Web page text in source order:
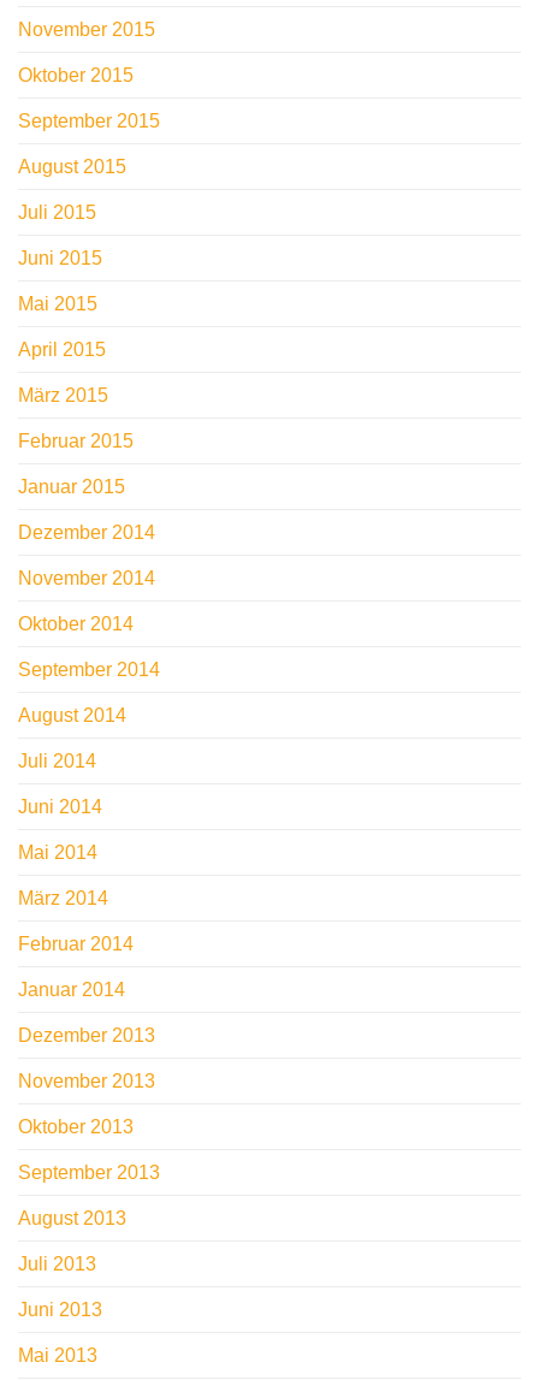
November 2015
Oktober 2015
September 2015
August 2015
Juli 2015
Juni 2015
Mai 2015
April 2015
März 2015
Februar 2015
Januar 2015
Dezember 2014
November 2014
Oktober 2014
September 2014
August 2014
Juli 2014
Juni 2014
Mai 2014
März 2014
Februar 2014
Januar 2014
Dezember 2013
November 2013
Oktober 2013
September 2013
August 2013
Juli 2013
Juni 2013
Mai 2013